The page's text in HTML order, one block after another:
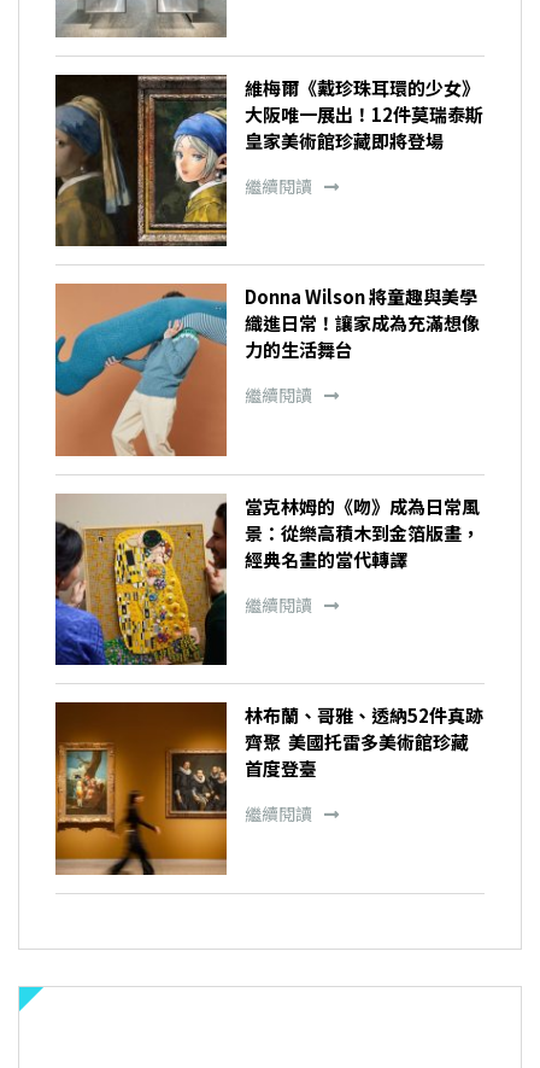
維梅爾《戴珍珠耳環的少女》
大阪唯一展出！12件莫瑞泰斯
皇家美術館珍藏即將登場
繼續閱讀
Donna Wilson 將童趣與美學
織進日常！讓家成為充滿想像
力的生活舞台
繼續閱讀
當克林姆的《吻》成為日常風
景：從樂高積木到金箔版畫，
經典名畫的當代轉譯
繼續閱讀
林布蘭、哥雅、透納52件真跡
齊聚 美國托雷多美術館珍藏
首度登臺
繼續閱讀